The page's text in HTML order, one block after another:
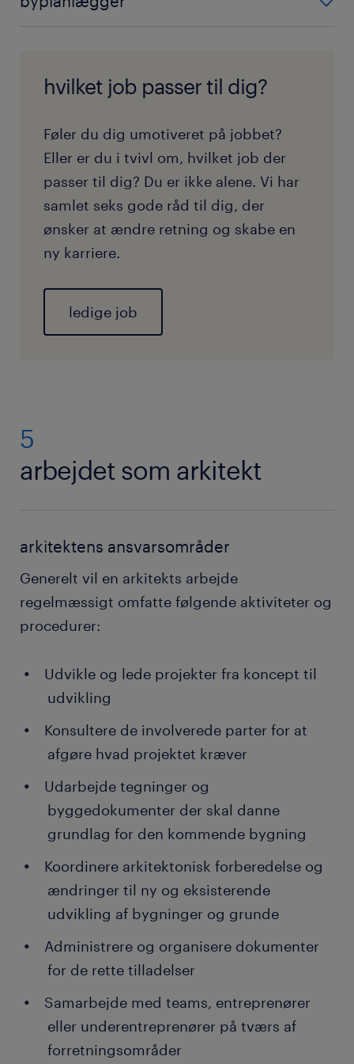
miljømæssige forhold samt den menneskelige brug
kollapse eller vibrere.
andet omfatte økonomiske, samfundsmæssige og
miljømæssige aspekter ved konstruktionen af
hvilket job passer til dig?
Føler du dig umotiveret på jobbet?
Eller er du i tvivl om, hvilket job der
passer til dig? Du er ikke alene. Vi har
samlet seks gode råd til dig, der
ønsker at ændre retning og skabe en
ny karriere.
ledige job
5
arbejdet som arkitekt
arkitektens ansvarsområder
Generelt vil en arkitekts arbejde
regelmæssigt omfatte følgende aktiviteter og
procedurer:
Udvikle og lede projekter fra koncept til
udvikling
Konsultere de involverede parter for at
afgøre hvad projektet kræver
Udarbejde tegninger og
byggedokumenter der skal danne
grundlag for den kommende bygning
Koordinere arkitektonisk forberedelse og
ændringer til ny og eksisterende
udvikling af bygninger og grunde
Administrere og organisere dokumenter
for de rette tilladelser
Samarbejde med teams, entreprenører
eller underentreprenører på tværs af
forretningsområder